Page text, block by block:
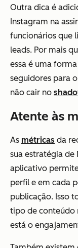
Outra dica é
Instagram na
funcionários que
leads. Por mais
essa é uma
seguidores para
não cair no
Atente às
As métricas da
sua estratégia de
aplicativo
perfil e em cada
publicação. Isso
tipo de conteúdo
está o